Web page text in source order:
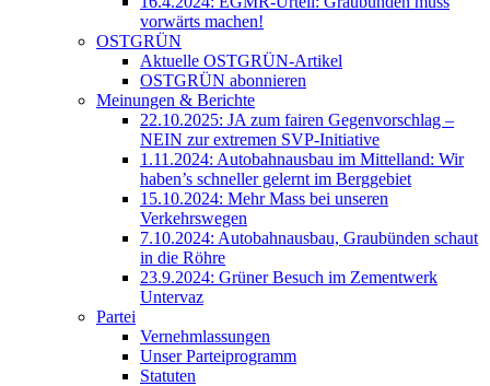
vorwärts machen!
OSTGRÜN
Aktuelle OSTGRÜN-Artikel
OSTGRÜN abonnieren
Meinungen & Berichte
22.10.2025: JA zum fairen Gegenvorschlag –
NEIN zur extremen SVP-Initiative
1.11.2024: Autobahnausbau im Mittelland: Wir
haben’s schneller gelernt im Berggebiet
15.10.2024: Mehr Mass bei unseren
Verkehrswegen
7.10.2024: Autobahnausbau, Graubünden schaut
in die Röhre
23.9.2024: Grüner Besuch im Zementwerk
Untervaz
Partei
Vernehmlassungen
Unser Parteiprogramm
Statuten